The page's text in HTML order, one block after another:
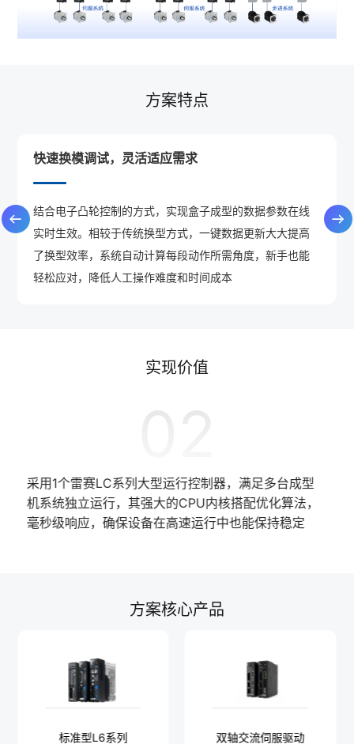
方案特点
快速换模调试，灵活适应需求
结合电子凸轮控制的方式，实现盒子成型的数据参数在线
实时生效。相较于传统换型方式，一键数据更新大大提高
了换型效率，系统自动计算每段动作所需角度，新手也能
轻松应对，降低人工操作难度和时间成本
实现价值
采用1个雷赛LC系列大型运行控制器，满足多台成型
机系统独立运行，其强大的CPU内核搭配优化算法，
毫秒级响应，确保设备在高速运行中也能保持稳定
方案核心产品
标准型L6系列
双轴交流伺服驱动